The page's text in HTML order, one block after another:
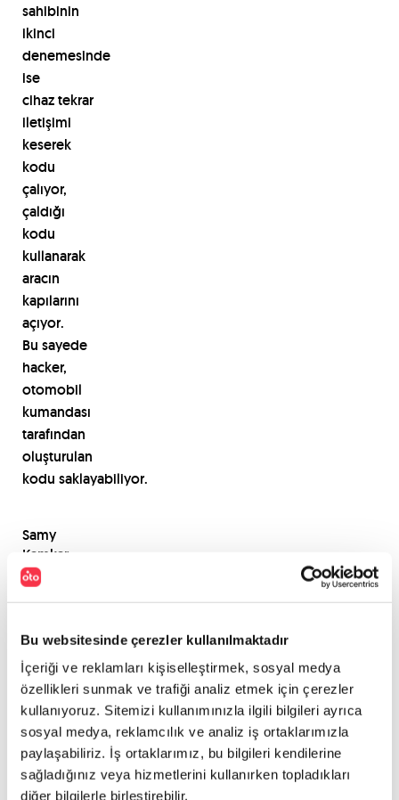
Bu websitesinde çerezler kullanılmaktadır
İçeriği ve reklamları kişiselleştirmek, sosyal medya
özellikleri sunmak ve trafiği analiz etmek için çerezler
kullanıyoruz. Sitemizi kullanımınızla ilgili bilgileri ayrıca
sosyal medya, reklamcılık ve analiz iş ortaklarımızla
paylaşabiliriz. İş ortaklarımız, bu bilgileri kendilerine
sağladığınız veya hizmetlerini kullanırken topladıkları
diğer bilgilerle birleştirebilir.
sahibinin
ikinci
denemesinde
ise
cihaztekrar
iletişimi
keserek
kodu
çalıyor,
çaldığı
kodu
kullanarak
aracın
kapılarını
açıyor.
Bu sayede
hacker,
otomobil
kumandası
tarafından
oluşturulan
kodu saklayabiliyor.
Samy
Kamkar
ilk
erişebildiği
otomobil
olan
Lotus
Elise
üzerinde
yapmış.